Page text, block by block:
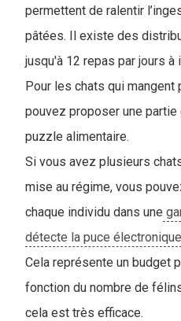
permettent de ralentir
pâtées. Il existe des
jusqu'à 12 repas par jours à
Pour les chats qui mangent
pouvez proposer une
puzzle alimentaire.
Si vous avez plusieurs
mise au régime, vous
chaque individu dans une
détecte la puce électronique
Cela représente un budget
fonction du nombre de
cela est très efficace.